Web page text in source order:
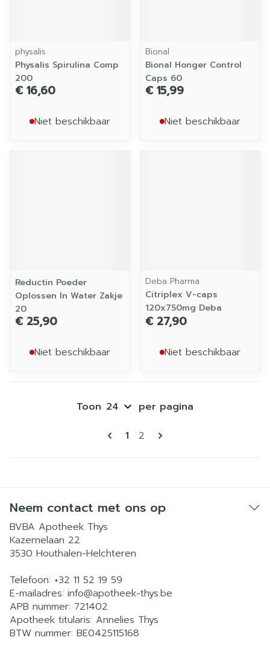
physalis
Physalis Spirulina Comp
200
€ 16,60
Niet beschikbaar
Bional
Bional Honger Control
Caps 60
€ 15,99
Niet beschikbaar
Reductin Poeder
Oplossen In Water Zakje
20
€ 25,90
Niet beschikbaar
Deba Pharma
Citriplex V-caps
120x750mg Deba
€ 27,90
Niet beschikbaar
Pagina's
U lees momenteel pagina
1 Pagina
2
Toon per pagina
Neem contact met ons op
BVBA Apotheek Thys
Kazernelaan 22
3530 Houthalen-Helchteren
Telefoon: +32 11 52 19 59
E-mailadres: info@apotheek-thys.be
APB nummer: 721402
Apotheek titularis: Annelies Thys
BTW nummer: BE0425115168